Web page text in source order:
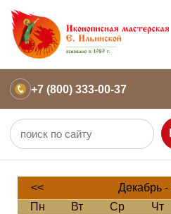
+7 (800) 333-00-37
<< Декабрь -
Пн
Вт Ср Чт